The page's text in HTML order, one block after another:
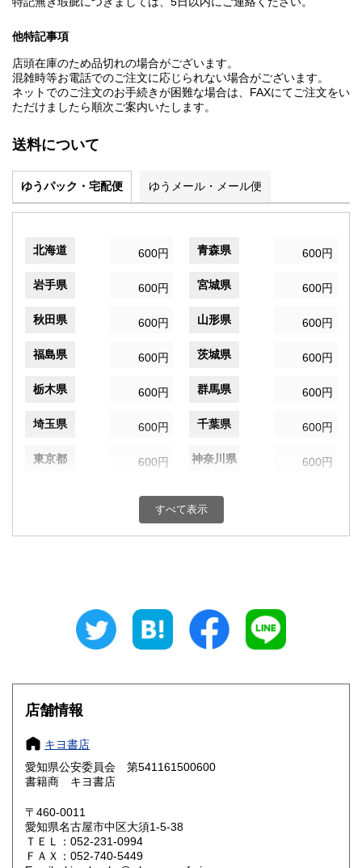
他特記事項
店頭在庫のため品切れの場合がございます。
混雑時等お電話でのご注文に応じられない場合がございます。
ネットでのご注文のお手続きが困難な場合は、FAXにてご注文をい
ただけましたら順次ご案内いたします。
送料について
ゆうパック・宅配便 ゆうメール・メール便
北海道 600円 青森県 600円
岩手県 600円 宮城県 600円
秋田県 600円 山形県 600円
福島県 600円 茨城県 600円
栃木県 600円 群馬県 600円
埼玉県 600円 千葉県 600円
東京都 600円 神奈川県 600円
600円 富山県
600円 三重県
大阪府
奈良県
鳥取県 600円 島根県
岡山県
山口県 600円
すべて表示
店舗情報
キヨ書店
愛知県公安委員会 第541161500600
書籍商 キヨ書店
〒460-0011
愛知県名古屋市中区大須1-5-38
ＴＥＬ：052-231-0994
ＦＡＸ：052-740-5449